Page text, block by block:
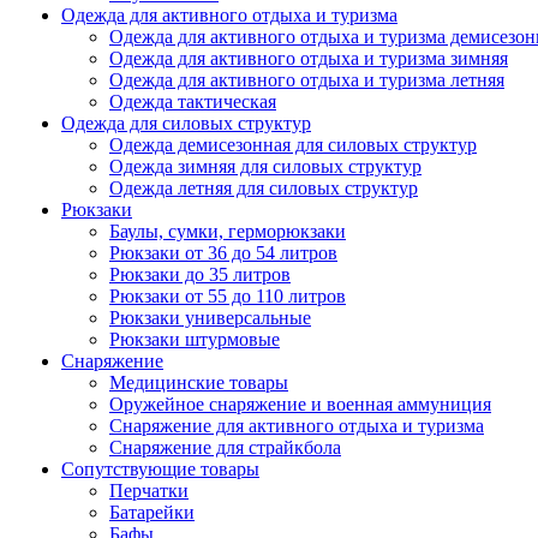
Одежда для активного отдыха и туризма
Одежда для активного отдыха и туризма
Одежда для активного отдыха и туризма зимняя
Одежда для активного отдыха и туризма летняя
Одежда тактическая
Одежда для силовых структур
Одежда демисезонная для силовых структур
Одежда зимняя для силовых структур
Одежда летняя для силовых структур
Рюкзаки
Баулы, сумки, герморюкзаки
Рюкзаки от 36 до 54 литров
Рюкзаки до 35 литров
Рюкзаки от 55 до 110 литров
Рюкзаки универсальные
Рюкзаки штурмовые
Снаряжение
Медицинские товары
Оружейное снаряжение и военная аммуниция
Снаряжение для активного отдыха и туризма
Снаряжение для страйкбола
Сопутствующие товары
Перчатки
Батарейки
Бафы